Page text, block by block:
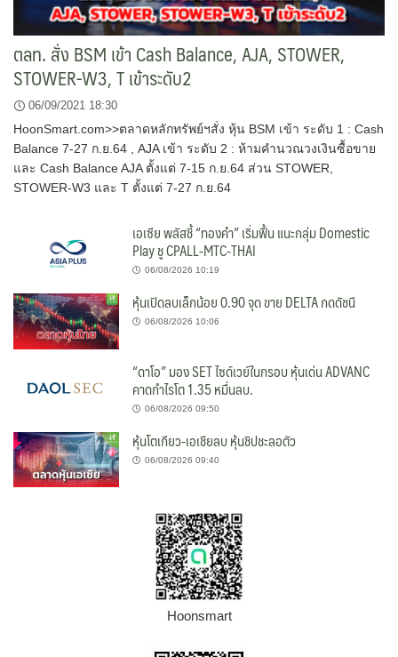
ตลท. สั่ง BSM เข้า Cash Balance, AJA, STOWER,
STOWER-W3, T เข้าระดับ2
06/09/2021 18:30
HoonSmart.com>>ตลาดหลักทรัพย์ฯสั่ง หุ้น BSM เข้า ระดับ 1 : Cash
Balance 7-27 ก.ย.64 , AJA เข้า ระดับ 2 : ห้ามคำนวณวงเงินซื้อขาย
และ Cash Balance AJA ตั้งแต่ 7-15 ก.ย.64 ส่วน STOWER,
STOWER-W3 และ T ตั้งแต่ 7-27 ก.ย.64
เอเซีย พลัสชี้ “ทองคำ” เริ่มฟื้น แนะกลุ่ม Domestic
Play ชู CPALL-MTC-THAI
06/08/2026 10:19
หุ้นเปิดลบเล็กน้อย 0.90 จุด ขาย DELTA กดดัชนี
06/08/2026 10:06
“ดาโอ” มอง SET ไซด์เวย์ในกรอบ หุ้นเด่น ADVANC
คาดกำไรโต 1.35 หมื่นลบ.
06/08/2026 09:50
หุ้นโตเกียว-เอเชียลบ หุ้นชิปชะลอตัว
06/08/2026 09:40
Hoonsmart